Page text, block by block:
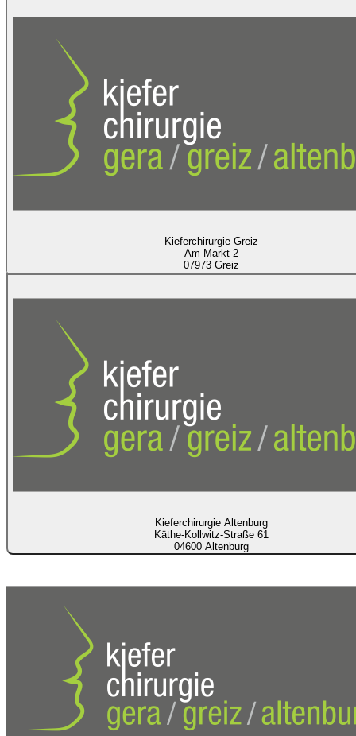
Kieferchirurgie Greiz
Am Markt 2
07973 Greiz
Kieferchirurgie Altenburg
Käthe-Kollwitz-Straße 61
04600 Altenburg